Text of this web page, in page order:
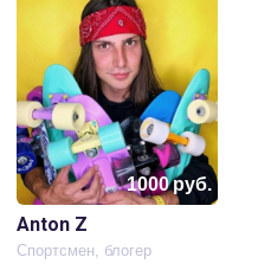
1000руб.
Anton Z
Спортсмен, блогер